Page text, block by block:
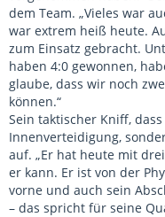
dem Team. „Vieles war
war extrem heiß heute.
zum Einsatz gebracht.
haben 4:0 gewonnen,
glaube, dass wir noch
können.“
Sein taktischer Kniff,
Innenverteidigung,
auf. „Er hat heute mit
er kann. Er ist von der
vorne und auch sein
– das spricht für seine